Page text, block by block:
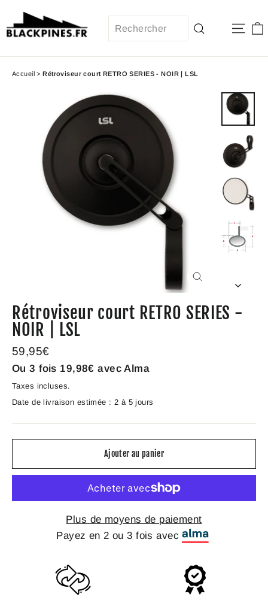
au
contenu
Accueil >Rétroviseur court RETRO SERIES - NOIR | LSL
Rétroviseur court RETRO SERIES -
NOIR | LSL
Prix
régulier
59,95€
Ou 3 fois 19,98€avec Alma
Taxes incluses.
Date de livraison estimée : 2 à 5 jours
Ajouter au panier
Plus de moyens de paiement
Payez en 2 ou 3 fois avec